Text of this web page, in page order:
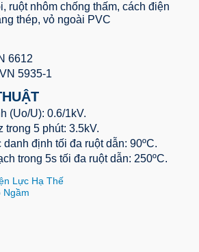
ruột nhôm chống thấm, cách điện
thép, vỏ ngoài PVC
6612
5935-1
(Uo/U): 0.6/1kV.
5 phút: 3.5kV.
định tối đa ruột dẫn: 90ºC.
trong 5s tối đa ruột dẫn: 250ºC.
Lực Hạ Thế
Ngầm